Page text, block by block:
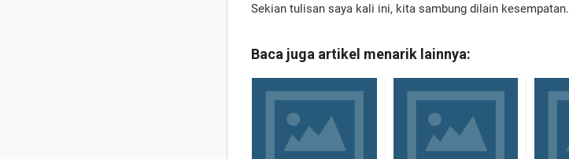
Sekian tulisan saya kali ini, kita sambung dilain kesempatan.